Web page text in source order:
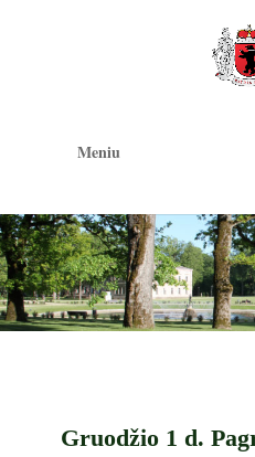
Meniu
Gruodžio 1 d.